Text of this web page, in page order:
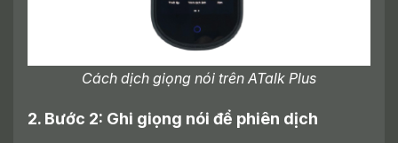
Cách dịch giọng nói trên ATalk Plus
2. Bước 2: Ghi giọng nói để phiên dịch